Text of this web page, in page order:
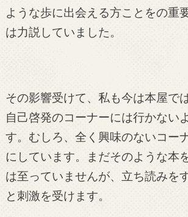
ような歩に出会える方ことをの重
は力説していました。
その影響受けて、私も今は本屋で
自己啓発のコーナーには行かない
す。むしろ、全く興味のないコー
にしています。まだそのような本
は至っていませんが、立ち読みを
と刺激を受けます。